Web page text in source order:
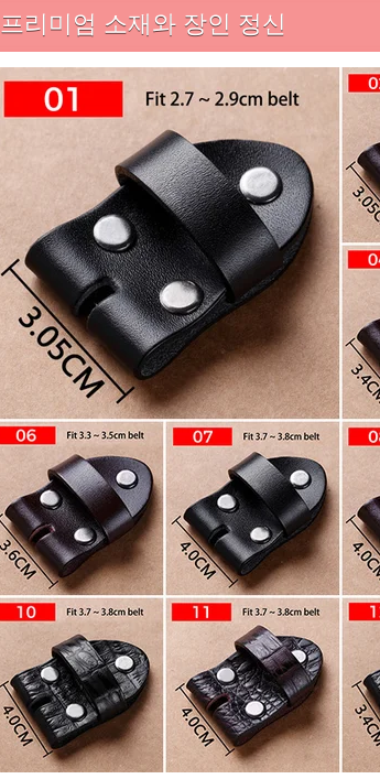
리
시
한
벨
를
위
한
필
수
아
템:
금
속
핀
버
클
연
결
가
소
재
벨
트
액
세
프리미엄 소재와 장인 정신